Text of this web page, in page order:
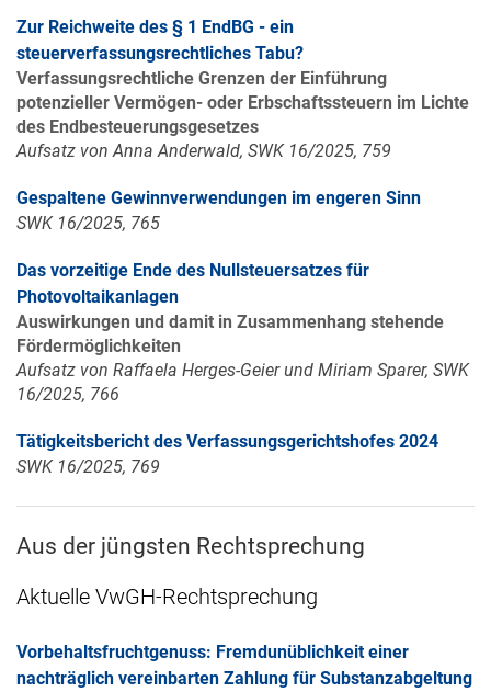
Zur Reichweite des § 1 EndBG - ein
steuerverfassungsrechtliches Tabu?
Verfassungsrechtliche Grenzen der Einführung
potenzieller Vermögen- oder Erbschaftssteuern im Lichte
des Endbesteuerungsgesetzes
Aufsatz von Anna Anderwald, SWK 16/2025, 759
Gespaltene Gewinnverwendungen im engeren Sinn
SWK 16/2025, 765
Das vorzeitige Ende des Nullsteuersatzes für
Photovoltaikanlagen
Auswirkungen und damit in Zusammenhang stehende
Fördermöglichkeiten
Aufsatz von Raffaela Herges-Geier und Miriam Sparer, SWK
16/2025, 766
Tätigkeitsbericht des Verfassungsgerichtshofes 2024
SWK 16/2025, 769
Aus der jüngsten Rechtsprechung
Aktuelle VwGH-Rechtsprechung
Vorbehaltsfruchtgenuss: Fremdunüblichkeit einer
nachträglich vereinbarten Zahlung für Substanzabgeltung